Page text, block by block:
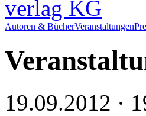
Autoren & BücherVeranstaltungen
19.09.2012 ·